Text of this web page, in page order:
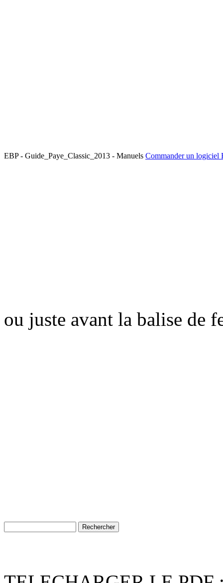
EBP - Guide_Paye_Classic_2013 - Manuels Commander un logiciel
ou juste avant la balise de